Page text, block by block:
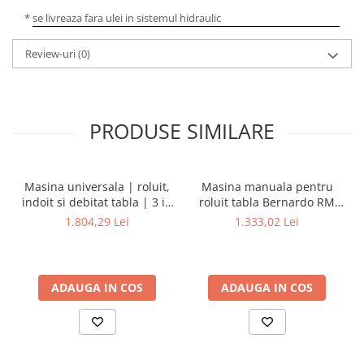
Dispozitiv de testare
Indicatoare înălțime
Indicator cadran / Baze magnetice
Micrometru de adancime
Palpatoare margine
Placi de granit de suprafață
Set unelte de masurare
Instrumente de decupare
* se livreaza fara ulei in sistemul hidraulic
Review-uri(0)
PRODUSE SIMILARE
Masina universala | roluit,
indoit si debitat tabla | 3 in
1 - 200
1.804,29 Lei
ADAUGA IN COS
Masina manuala pentru
roluit tabla Bernardo RM
305
1.333,02 Lei
ADAUGA IN COS